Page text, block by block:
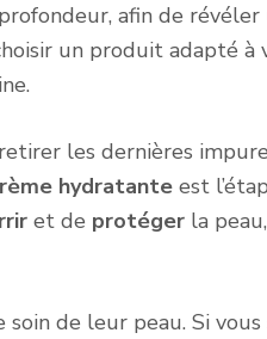
afin de
un produit adapté à
les dernières
hydratante est
et de protéger la
de leur peau. Si vous